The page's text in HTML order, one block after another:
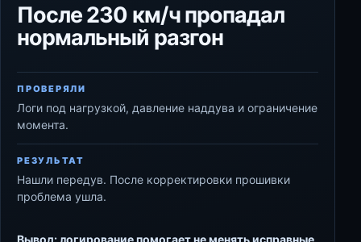
После 230 км/ч пропадал
нормальный разгон
ПРОВЕРЯЛИ
Логи под нагрузкой, давление наддува и ограничение
момента.
РЕЗУЛЬТАТ
Нашли передув. После корректировки прошивки
проблема ушла.
Вывод: логирование помогает не менять исправные